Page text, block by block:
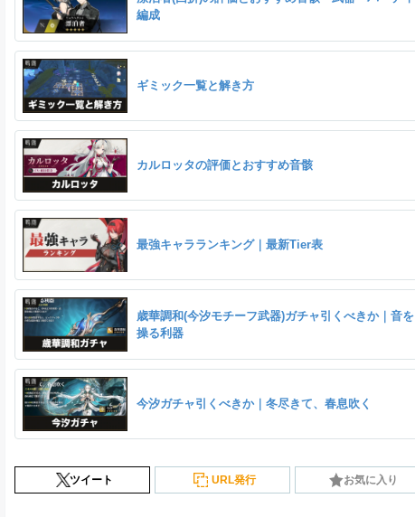
編成
ギミック一覧と解き方
カルロッタの評価とおすすめ音骸
最強キャラランキング｜最新Tier表
歳華調和(今汐モチーフ武器)ガチャ引くべきか｜音を
操る利器
今汐ガチャ引くべきか｜冬尽きて、春息吹く
ツイート URL発行 お気に入り